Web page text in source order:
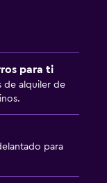
para ti
de alquiler de
para